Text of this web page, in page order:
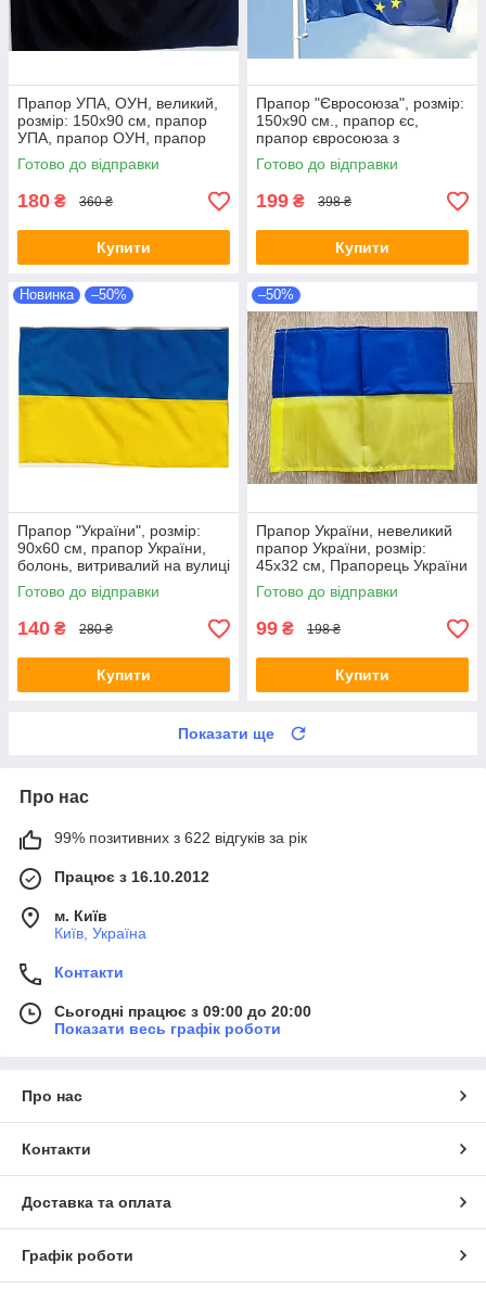
Прапор УПА, ОУН, великий,
розмір: 150х90 см, прапор
УПА, прапор ОУН, прапор
Бандери
Готово до відправки
180 ₴ 360 ₴
Купити
Прапор "Євросоюза", розмір:
150х90 см., прапор єс,
прапор євросоюза з
люверсами
Готово до відправки
199 ₴ 398 ₴
Купити
Новинка –50%
Прапор "України", розмір:
90х60 см, прапор України,
болонь, витривалий на вулиці
Готово до відправки
140 ₴ 280 ₴
Купити
–50%
Прапор України, невеликий
прапор України, розмір:
45х32 см, Прапорець України
Готово до відправки
99 ₴ 198 ₴
Купити
Показати ще
Про нас
99% позитивних з 622 відгуків за рік
Працює з 16.10.2012
м. Київ
Київ, Україна
Контакти
Сьогодні працює з 09:00 до 20:00
Показати весь графік роботи
Про нас
Контакти
Доставка та оплата
Графік роботи